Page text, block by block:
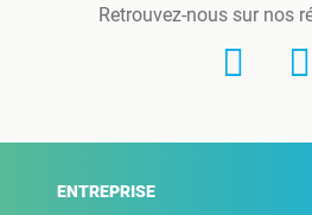
Retrouvez-nous sur nos
ENTREPRISE